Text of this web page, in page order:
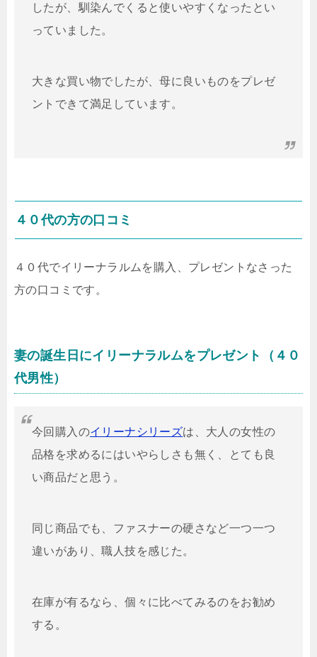
したが、馴染んでくると使いやすくなったとい
っていました。
大きな買い物でしたが、母に良いものをプレゼ
ントできて満足しています。
４０代の方の口コミ
４０代でイリーナラルムを購入、プレゼントなさった
方の口コミです。
妻の誕生日にイリーナラルムをプレゼント（４０
代男性）
今回購入のイリーナシリーズは、大人の女性の
品格を求めるにはいやらしさも無く、とても良
い商品だと思う。
同じ商品でも、ファスナーの硬さなど一つ一つ
違いがあり、職人技を感じた。
在庫が有るなら、個々に比べてみるのをお勧め
する。